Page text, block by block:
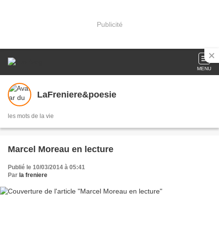
Publicité
MENU
LaFreniere&poesie
les mots de la vie
Marcel Moreau en lecture
Publié le 10/03/2014 à 05:41
Par la freniere